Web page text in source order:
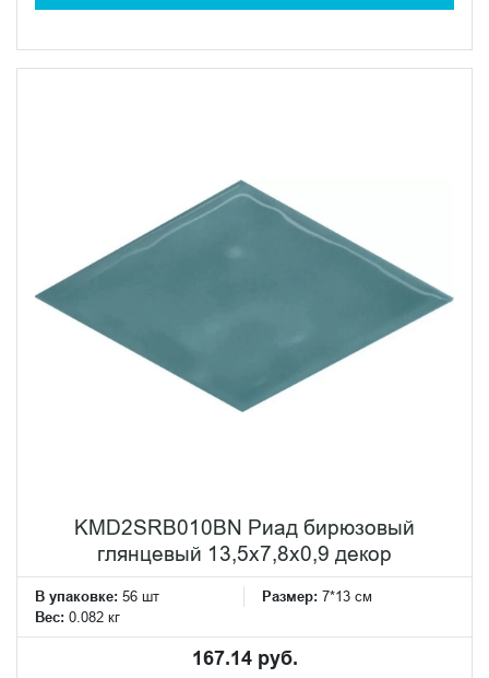
KMD2SRB010BN Риад бирюзовый
глянцевый 13,5x7,8x0,9 декор
В упаковке: 56 шт Размер: 7*13 см
Вес: 0.082 кг
167.14 руб.